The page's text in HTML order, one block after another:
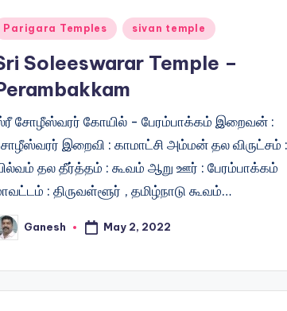
Parigara Temples sivan temple
Soleeswarar Temple –
சோழீஸ்வரர் கோயில் - பேரம்பாக்கம் இறைவன் :
இறைவி : காமாட்சி அம்மன் தல விருட்சம் :
தல தீர்த்தம் : கூவம் ஆறு ஊர் : பேரம்பாக்கம்
: திருவள்ளூர் , தமிழ்நாடு கூவம்…
Ganesh May 2, 2022